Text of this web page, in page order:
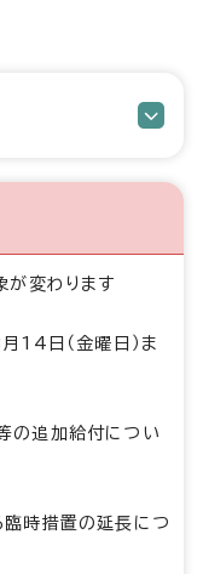
が変わります
14日（金曜日）ま
の追加給付につい
臨時措置の延長につ